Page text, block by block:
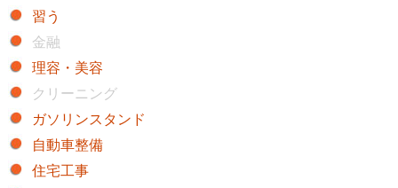
習う
金融
理容・美容
クリーニング
ガソリンスタンド
自動車整備
住宅工事